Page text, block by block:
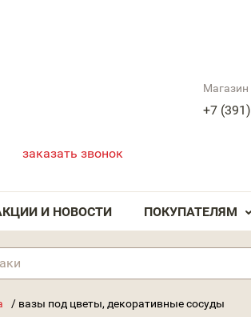
Магазин
+7
заказать звонок
И НОВОСТИ ПОКУПАТЕЛЯМ
/ вазы под цветы, декоративные сосуды